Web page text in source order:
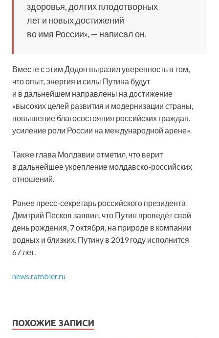
здоровья, долгих плодотворных
лет и новых достижений
во имя России», — написал он.
Вместе с этим Додон выразил уверенность в том,
что опыт, энергия и силы Путина будут
и в дальнейшем направлены на достижение
«высоких целей развития и модернизации страны,
повышение благосостояния российских граждан,
усиление роли России на международной арене».
Также глава Молдавии отметил, что верит
в дальнейшее укрепление молдавско-российских
отношений.
Ранее пресс-секретарь российского президента
Дмитрий Песков заявил, что Путин проведёт свой
день рождения, 7 октября, на природе в компании
родных и близких. Путину в 2019 году исполнится
67 лет.
news.rambler.ru
ПОХОЖИЕ ЗАПИСИ